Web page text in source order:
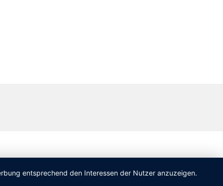
entsprechend den Interessen der Nutzer anzuzeigen.